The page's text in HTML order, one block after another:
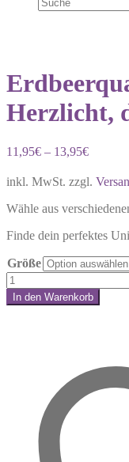
Herzlicht,
11,95€ – 13,95€
inkl. MwSt. zzgl.
Wähle aus
Finde dein perfektes
Größe
Erdbeerquarz
Turm
–
In den Warenkorb